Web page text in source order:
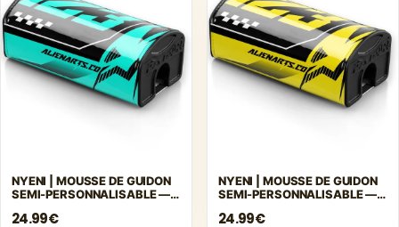
NYENI | MOUSSE DE GUIDON
SEMI-PERSONNALISABLE —
24.99€
NYENI | MOUSSE DE GUIDON
SEMI-PERSONNALISABLE —
24.99€